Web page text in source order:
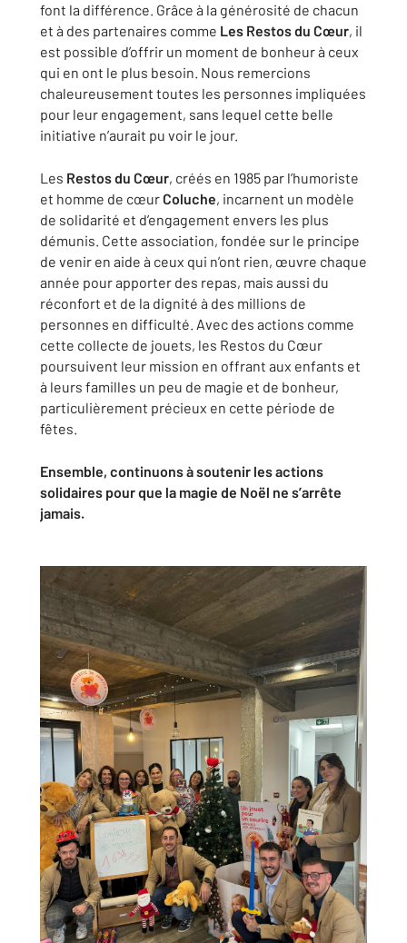
font la différence. Grâce à la générosité de chacun
et à des partenaires comme Les Restos du Cœur, il
est possible d’offrir un moment de bonheur à ceux
qui en ont le plus besoin. Nous remercions
chaleureusement toutes les personnes impliquées
pour leur engagement, sans lequel cette belle
initiative n’aurait pu voir le jour.
Les Restos du Cœur, créés en 1985 par l’humoriste
et homme de cœurColuche, incarnent un modèle
de solidarité et d’engagement envers les plus
démunis. Cette association, fondée sur le principe
de venir en aide à ceux qui n’ont rien, œuvre chaque
année pour apporter des repas, mais aussi du
réconfort et de la dignité à des millions de
personnes en difficulté. Avec des actions comme
cette collecte de jouets, les Restos du Cœur
poursuivent leur mission en offrant aux enfants et
à leurs familles un peu de magie et de bonheur,
particulièrement précieux en cette période de
fêtes.
Ensemble, continuons à soutenir les actions
solidaires pour que la magie de Noël ne s’arrête
jamais.